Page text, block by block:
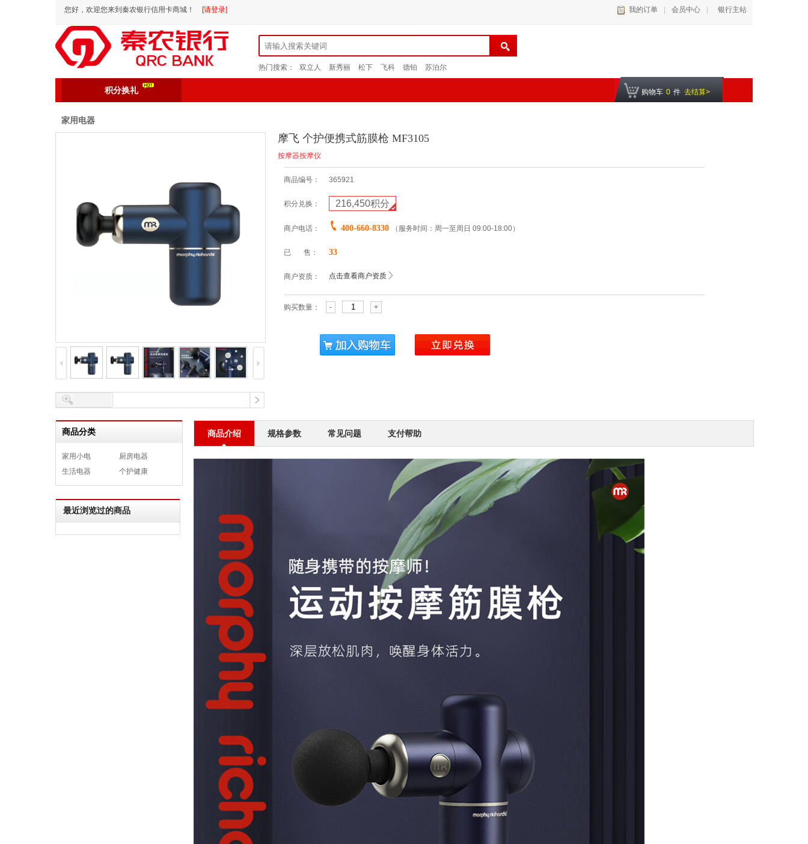
您好，欢迎您来到秦农银行信用卡商城！ [请登录] 我的订单 会员中心 银行主站
热门搜索： 双立人 新秀丽 松下 飞科 德铂 苏泊尔
积分换礼 购物车 0 件 去结算>
家用电器
摩飞 个护便携式筋膜枪 MF3105
按摩器按摩仪
商品编号： 365921
积分兑换： 216,450积分
商户电话： 400-660-8330 （服务时间：周一至周日 09:00-18:00）
已 售： 33
商户资质： 点击查看商户资质
购买数量： - +
商品分类
家用小电
厨房电器
生活电器
个护健康
最近浏览过的商品
商品介绍 规格参数 常见问题 支付帮助